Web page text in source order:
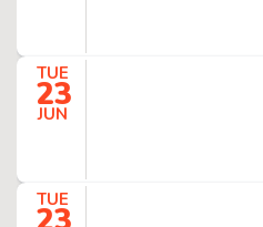
TUE
23
JUN
TUE